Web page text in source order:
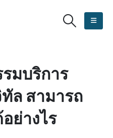
มบริการ
ล สามารถ
ย่างไร